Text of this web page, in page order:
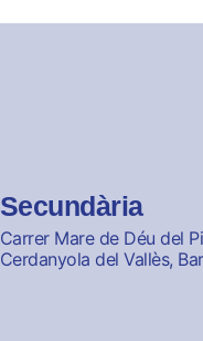
Secundària
Carrer Mare de Déu del
Cerdanyola del Vallès,